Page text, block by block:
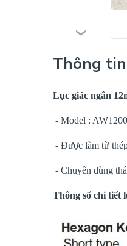
Thông
Lục giác ngắn
- Model : AW1200
- Được làm từ
- Chuyên dùng
Thông số chi tiết